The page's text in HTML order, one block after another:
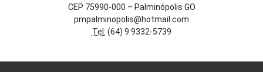
CEP 75990-000 – Palminópolis GO
pmpalminopolis@hotmail.com
Tel: (64) 9 9332-5739